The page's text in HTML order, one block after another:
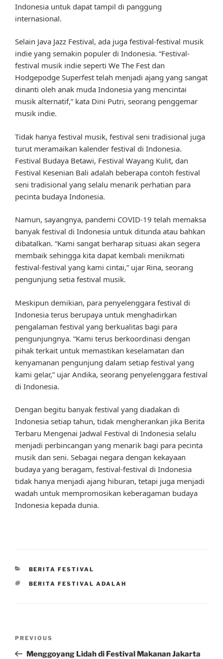
Indonesia untuk dapat tampil di panggung
internasional.
Selain Java Jazz Festival, ada juga festival-festival musik
indie yang semakin populer di Indonesia. “Festival-
festival musik indie seperti We The Fest dan
Hodgepodge Superfest telah menjadi ajang yang sangat
dinanti oleh anak muda Indonesia yang mencintai
musik alternatif,” kata Dini Putri, seorang penggemar
musik indie.
Tidak hanya festival musik, festival seni tradisional juga
turut meramaikan kalender festival di Indonesia.
Festival Budaya Betawi, Festival Wayang Kulit, dan
Festival Kesenian Bali adalah beberapa contoh festival
seni tradisional yang selalu menarik perhatian para
pecinta budaya Indonesia.
Namun, sayangnya, pandemi COVID-19 telah memaksa
banyak festival di Indonesia untuk ditunda atau bahkan
dibatalkan. “Kami sangat berharap situasi akan segera
membaik sehingga kita dapat kembali menikmati
festival-festival yang kami cintai,” ujar Rina, seorang
pengunjung setia festival musik.
Meskipun demikian, para penyelenggara festival di
Indonesia terus berupaya untuk menghadirkan
pengalaman festival yang berkualitas bagi para
pengunjungnya. “Kami terus berkoordinasi dengan
pihak terkait untuk memastikan keselamatan dan
kenyamanan pengunjung dalam setiap festival yang
kami gelar,” ujar Andika, seorang penyelenggara festival
di Indonesia.
Dengan begitu banyak festival yang diadakan di
Indonesia setiap tahun, tidak mengherankan jika Berita
Terbaru Mengenai Jadwal Festival di Indonesia selalu
menjadi perbincangan yang menarik bagi para pecinta
musik dan seni. Sebagai negara dengan kekayaan
budaya yang beragam, festival-festival di Indonesia
tidak hanya menjadi ajang hiburan, tetapi juga menjadi
wadah untuk mempromosikan keberagaman budaya
Indonesia kepada dunia.
CATEGORIES
BERITA FESTIVAL
TAGS
BERITA FESTIVAL ADALAH
Previous
Post
PREVIOUS
Menggoyang Lidah di Festival Makanan Jakarta